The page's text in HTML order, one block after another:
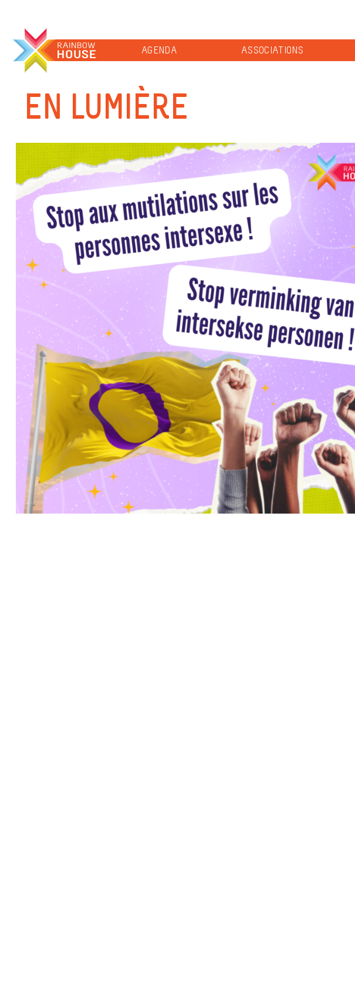
AGENDA ASSOCIATIONS
EN LUMIÈRE